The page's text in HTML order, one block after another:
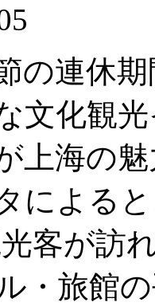
の連休
文化観
上海の
による
客が訪
・旅館